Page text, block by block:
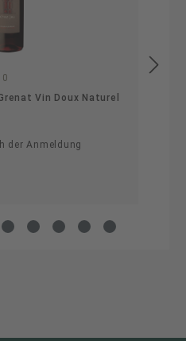
Vin Doux Naturel
der Anmeldung